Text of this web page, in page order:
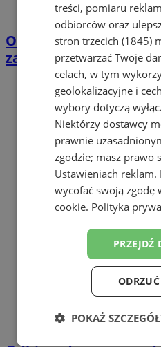
Ostatni dzień
zagra fontanna na
treści, pomiaru
odbiorców oraz
stron trzecich (1845)
przetwarzać Twoje
celach, w tym
geolokalizacyjne i
wybory dotyczą
Niektórzy dostawcy
prawnie
zgodzie; masz prawo
Ustawieniach reklam.
wycofać swoją zgodę
cookie. Polityka
PRZEJDŹ
POKAŻ